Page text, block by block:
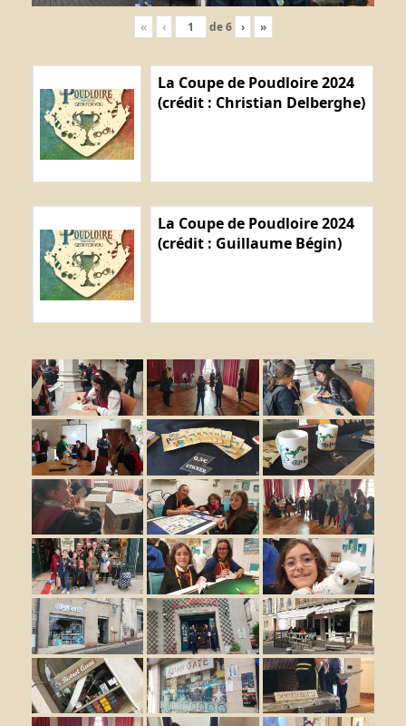
« ‹ de6 › »
La Coupe de Poudloire 2024
(crédit : Christian Delberghe)
La Coupe de Poudloire 2024
(crédit : Guillaume Bégin)